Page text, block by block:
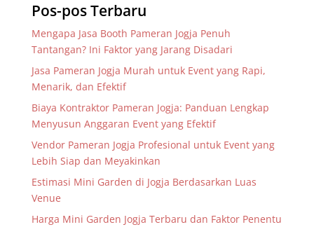
Pos-pos Terbaru
Mengapa Jasa Booth Pameran Jogja Penuh
Tantangan? Ini Faktor yang Jarang Disadari
Jasa Pameran Jogja Murah untuk Event yang Rapi,
Menarik, dan Efektif
Biaya Kontraktor Pameran Jogja: Panduan Lengkap
Menyusun Anggaran Event yang Efektif
Vendor Pameran Jogja Profesional untuk Event yang
Lebih Siap dan Meyakinkan
Estimasi Mini Garden di Jogja Berdasarkan Luas
Venue
Harga Mini Garden Jogja Terbaru dan Faktor Penentu